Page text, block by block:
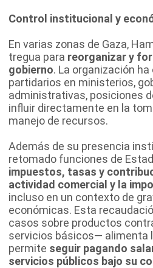
Control institucional y
En varias zonas de Gaza,
tregua para reorganizar y
gobierno. La organización
partidarios en ministerios,
administrativas, posiciones
influir directamente en la
manejo de recursos.
Además de su presencia
retomado funciones de
impuestos, tasas y
actividad comercial y la
incluso en un contexto de
económicas. Esta
casos sobre productos
servicios básicos— alimenta
permite seguir pagando
servicios públicos bajo su